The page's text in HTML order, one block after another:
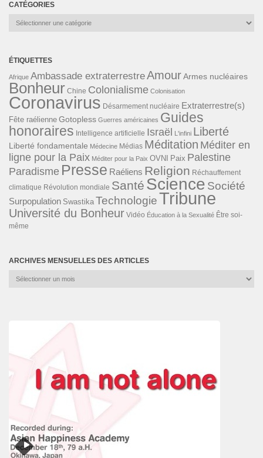
CATÉGORIES
Catégories
ÉTIQUETTES
Afrique Ambassade extraterrestreAmourArmes nucléaires
Bonheur Chine Colonialisme Colonisation
Coronavirus Désarmement nucléaire Extraterrestre(s)
Fête raélienne Gotopless Guerres américaines Guides
honoraires Intelligence artificielle Israël L'infini Liberté
Liberté fondamentale Médecine Médias Méditation Méditer en
ligne pour la Paix Méditer pour la Paix OVNI Paix Palestine
Paradisme Presse Raéliens Religion Réchauffement
climatique Révolution mondiale Santé Science Société
Surpopulation Swastika TechnologieTribune
Université du Bonheur Vidéo Éducation à la Sexualité Être soi-
même
ARCHIVES MENSUELLES DES ARTICLES
Archives